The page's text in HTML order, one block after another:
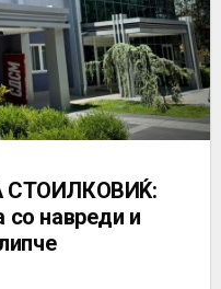
СТОИЛКОВИЌ:
навреди и